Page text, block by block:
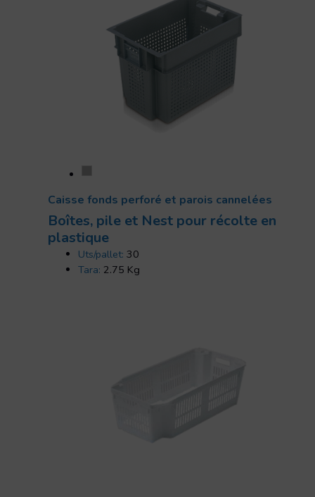
Caisse fonds perforé et parois cannelées
Boîtes, pile et Nest pour récolte en
plastique
Uts/pallet: 30
Tara: 2.75 Kg